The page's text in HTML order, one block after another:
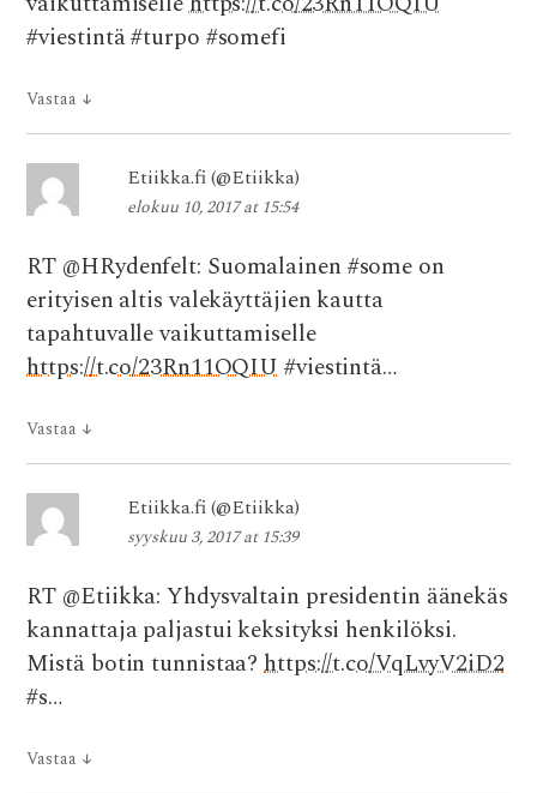
#viestintä #turpo #somefi
Vastaa ↓
Etiikka.fi (@Etiikka)
elokuu 10, 2017 at 15:54
RT @HRydenfelt: Suomalainen #some on
erityisen altis valekäyttäjien kautta
tapahtuvalle vaikuttamiselle
https://t.co/23Rn11OQIU #viestintä…
Vastaa ↓
Etiikka.fi (@Etiikka)
syyskuu 3, 2017 at 15:39
RT @Etiikka: Yhdysvaltain presidentin äänekäs
kannattaja paljastui keksityksi henkilöksi.
Mistä botin tunnistaa?https://t.co/VqLvyV2iD2
#s…
Vastaa ↓